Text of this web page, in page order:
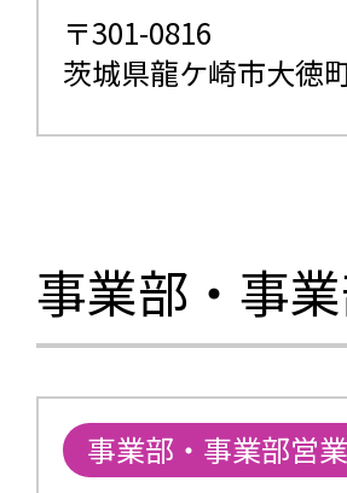
〒301-0816
茨城県龍ケ崎市大徳
事業部・事
事業部・事業部営